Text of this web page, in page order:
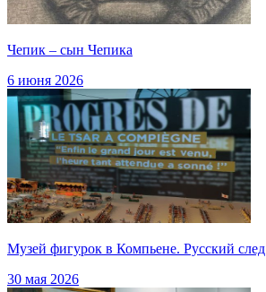
Чепик – сын Чепика
6 июня 2026
Музей фигурок в Компьене. Русский след
30 мая 2026